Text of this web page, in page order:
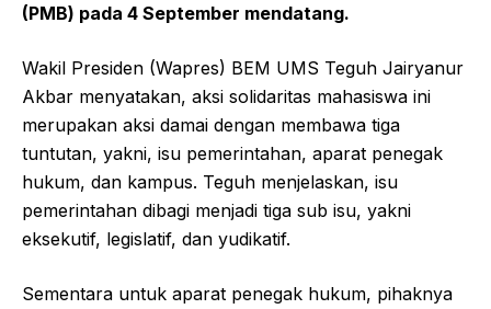
(PMB) pada 4 September mendatang.
Wakil Presiden (Wapres) BEM UMS Teguh Jairyanur
Akbar menyatakan, aksi solidaritas mahasiswa ini
merupakan aksi damai dengan membawa tiga
tuntutan, yakni, isu pemerintahan, aparat penegak
hukum, dan kampus. Teguh menjelaskan, isu
pemerintahan dibagi menjadi tiga sub isu, yakni
eksekutif, legislatif, dan yudikatif.
Sementara untuk aparat penegak hukum, pihaknya